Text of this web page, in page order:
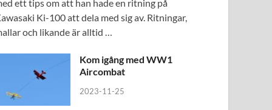
ett tips om att han hade en ritning på
Ki-100 att dela med sig av. Ritningar,
och likande är alltid …
Kom igång med WW1
Aircombat
2023-11-25